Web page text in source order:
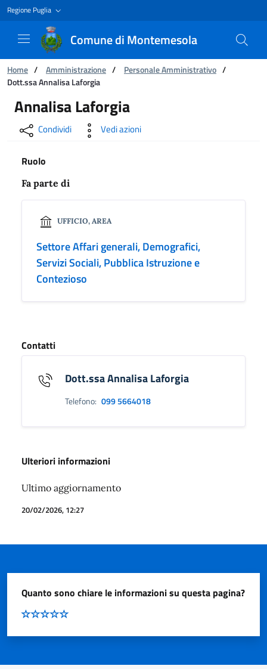
Regione Puglia
Comune di Montemesola
Ti trovi in:
Home / Amministrazione / Personale Amministrativo /
Dott.ssa Annalisa Laforgia
Dott.ssa Annalisa Laforgia
Annalisa Laforgia
Condividi Vedi azioni
Ruolo
Fa parte di
UFFICIO, AREA
Settore Affari generali, Demografici,
Servizi Sociali, Pubblica Istruzione e
Contezioso
Contatti
Dott.ssa Annalisa Laforgia
Telefono: 099 5664018
Ulteriori informazioni
Ultimo aggiornamento
20/02/2026, 12:27
Quanto sono chiare le informazioni su questa pagina?